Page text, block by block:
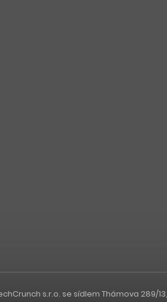
s.r.o. se sídlem Thámova 289/13,